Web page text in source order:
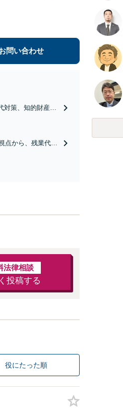
問い合わせ
策、知的財産管
。
点から、残業代未
法律相談
投稿する
役にたった順